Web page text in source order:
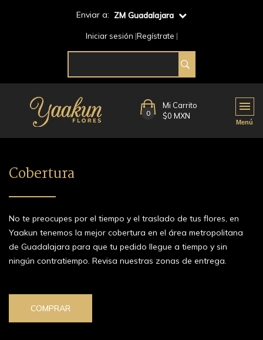
Enviar a: ZM Guadalajara
Iniciar sesión Regístrate
0
Mi Carrito
$0 MXN
Cobertura
No te preocupes por el tiempo y el traslado de tus flores, en
Yaakun tenemos la mejor cobertura en el área metropolitana
de Guadalajara para que tu pedido llegue a tiempo y sin
ningún contratiempo. Revisa nuestras zonas de entrega.
COMPRAR